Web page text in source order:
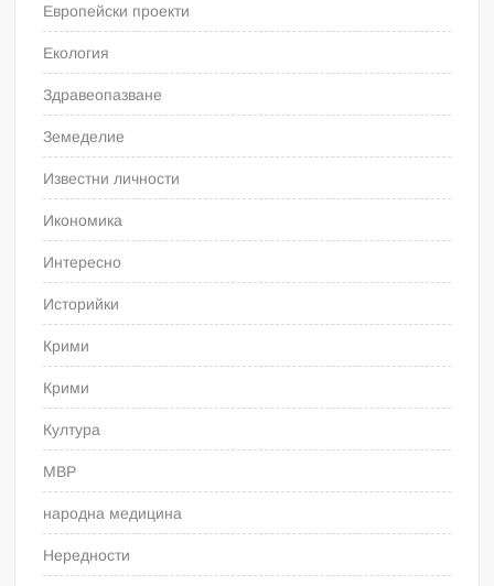
Европейски проекти
Екология
Здравеопазване
Земеделие
Известни личности
Икономика
Интересно
Историйки
Крими
Крими
Култура
МВР
народна медицина
Нередности